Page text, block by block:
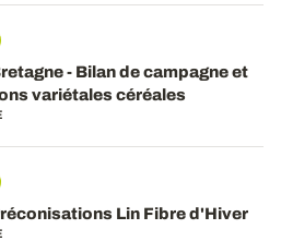
- Bilan de campagne et
variétales céréales
Lin Fibre d'Hiver